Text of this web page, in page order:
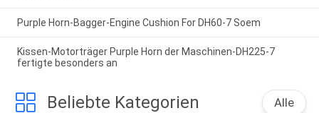
Purple Horn-Bagger-Engine Cushion For DH60-7 Soem
Kissen-Motorträger Purple Horn der Maschinen-DH225-7
fertigte besonders an
Beliebte Kategorien Alle